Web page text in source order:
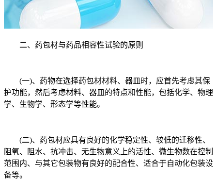
二、药包材与药品相容性试验的原则
(一)、药物在选择药包材材料、器皿时，应首先考虑其保
护功能，然后考虑材料、器皿的特点和性能，包括化学、物理
学、生物学、形态学等性能。
(二)、药包材应具有良好的化学稳定性、较低的迁移性、
阻氧、阻水、抗冲击、无生物意义上的活性、微生物数在控制
范围内、与其它包装物有良好的配合性、适合于自动化包装设
备等。